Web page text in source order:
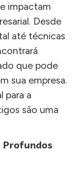
impactam
Desde
até técnicas
que pode
sua empresa.
para a
são uma
Profundos